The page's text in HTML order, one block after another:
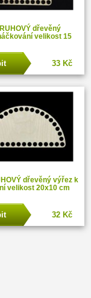
dřevěný
velikost 15
33 Kč
dřevěný výřez k
velikost 20x10 cm
32 Kč